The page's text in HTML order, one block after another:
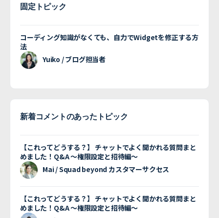
固定トピック
コーディング知識がなくても、自力でWidgetを修正する方
法
Yuiko / ブログ担当者
新着コメントのあったトピック
【これってどうする？】 チャットでよく聞かれる質問まと
めました！Q&A 〜権限設定と招待編〜
Mai / Squad beyond カスタマーサクセス
【これってどうする？】 チャットでよく聞かれる質問まと
めました！Q&A 〜権限設定と招待編〜